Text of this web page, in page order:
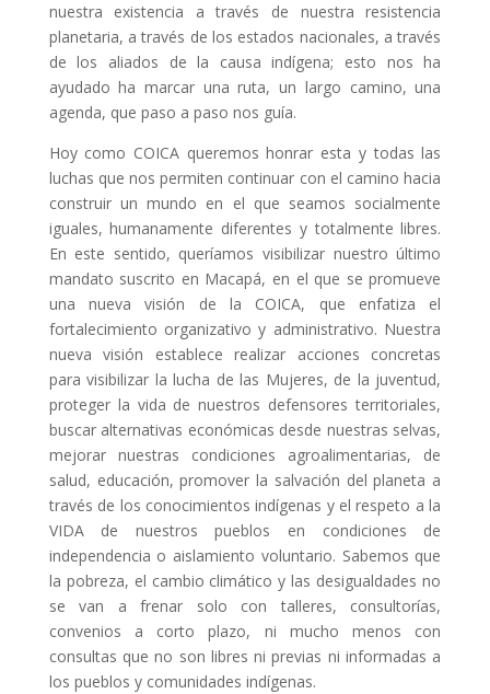
nuestra existencia a través de nuestra resistencia
planetaria, a través de los estados nacionales, a través
de los aliados de la causa indígena; esto nos ha
ayudado ha marcar una ruta, un largo camino, una
agenda, que paso a paso nos guía.
Hoy como COICA queremos honrar esta y todas las
luchas que nos permiten continuar con el camino hacia
construir un mundo en el que seamos socialmente
iguales, humanamente diferentes y totalmente libres.
En este sentido, queríamos visibilizar nuestro último
mandato suscrito en Macapá, en el que se promueve
una nueva visión de la COICA, que enfatiza el
fortalecimiento organizativo y administrativo. Nuestra
nueva visión establece realizar acciones concretas
para visibilizar la lucha de las Mujeres, de la juventud,
proteger la vida de nuestros defensores territoriales,
buscar alternativas económicas desde nuestras selvas,
mejorar nuestras condiciones agroalimentarias, de
salud, educación, promover la salvación del planeta a
través de los conocimientos indígenas y el respeto a la
VIDA de nuestros pueblos en condiciones de
independencia o aislamiento voluntario. Sabemos que
la pobreza, el cambio climático y las desigualdades no
se van a frenar solo con talleres, consultorías,
convenios a corto plazo, ni mucho menos con
consultas que no son libres ni previas ni informadas a
los pueblos y comunidades indígenas.